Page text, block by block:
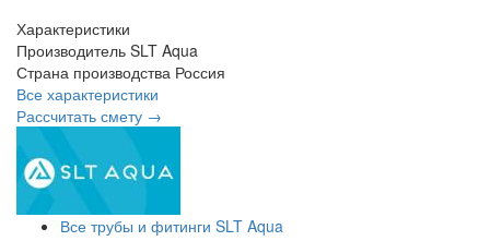
Характеристики
Производитель SLT Aqua
Страна производства Россия
Все характеристики
Рассчитать смету →
Все трубы и фитинги SLT Aqua